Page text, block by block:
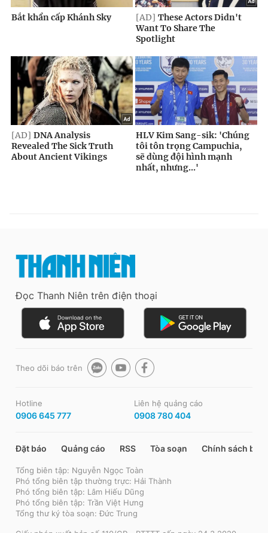
Đọc Thanh Niên trên điện thoại
Theo dõi báo trên
Hotline
0906 645 777
Liên hệ quảng cáo
0908 780 404
Đặt báo Quảng cáo RSS Tòa soạn Chính sách bảo
Tổng biên tập: Nguyễn Ngọc Toàn
Phó tổng biên tập thường trực: Hải Thành
Phó tổng biên tập: Lâm Hiếu Dũng
Phó tổng biên tập: Trần Việt Hưng
Tổng thư ký tòa soạn: Đức Trung